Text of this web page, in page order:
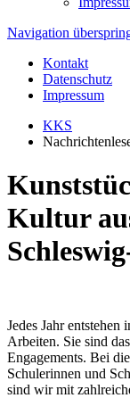
Navigation
Kontakt
Datenschutz
Impressum
KKS
Kultur
Jedes Jahr
Arbeiten. Sie sind
Engagements. Bei
Schulerinnen und
sind wir mit